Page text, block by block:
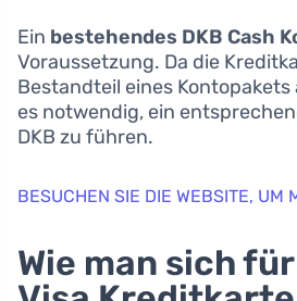
Ein bestehendes DKB Cash
Voraussetzung. Da die
Bestandteil eines
es notwendig, ein
DKB zu führen.
BESUCHEN SIE DIE WEBSITE, UM
Wie man sich